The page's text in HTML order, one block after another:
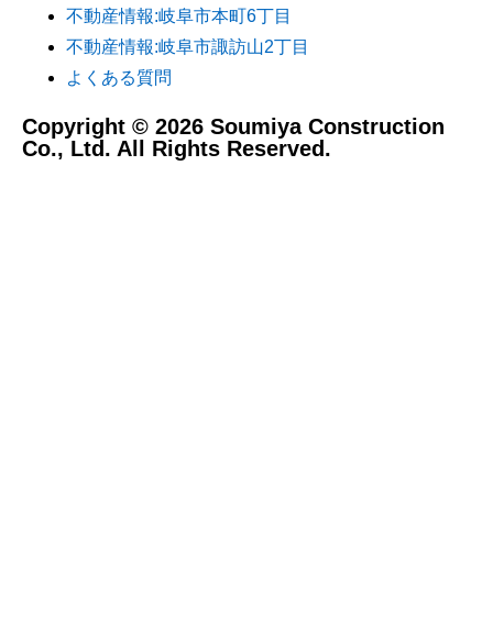
不動産情報:岐阜市本町6丁目
不動産情報:岐阜市諏訪山2丁目
よくある質問
Copyright © 2026 Soumiya Construction
Co., Ltd. All Rights Reserved.